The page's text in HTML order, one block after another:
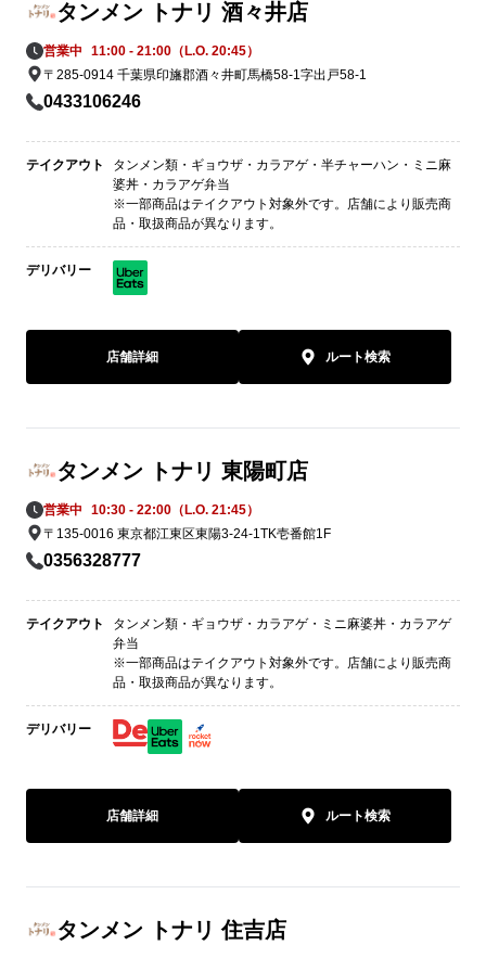
タンメン トナリ 酒々井店
営業中
11:00 - 21:00（L.O. 20:45）
〒285-0914 千葉県印旛郡酒々井町馬橋58-1字出戸58-1
0433106246
テイクアウト
タンメン類・ギョウザ・カラアゲ・半チャーハン・ミニ麻
婆丼・カラアゲ弁当
※一部商品はテイクアウト対象外です。店舗により販売商
品・取扱商品が異なります。
デリバリー
店舗詳細 ルート検索
タンメン トナリ 東陽町店
営業中
10:30 - 22:00（L.O. 21:45）
〒135-0016 東京都江東区東陽3-24-1TK壱番館1F
0356328777
テイクアウト
タンメン類・ギョウザ・カラアゲ・ミニ麻婆丼・カラアゲ
弁当
※一部商品はテイクアウト対象外です。店舗により販売商
品・取扱商品が異なります。
デリバリー
店舗詳細 ルート検索
タンメン トナリ 住吉店